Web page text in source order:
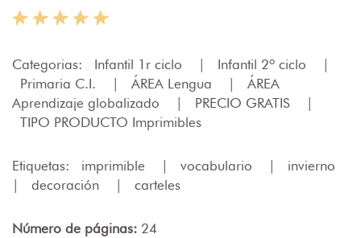
Categorias: Infantil 1r ciclo | Infantil 2º ciclo
|
Primaria C.I.
| ÁREA Lengua |
ÁREA
Aprendizaje globalizado
| PRECIO GRATIS
|
TIPO PRODUCTO Imprimibles
Etiquetas: imprimible | vocabulario |
invierno
|
decoración | carteles
Número de páginas: 24